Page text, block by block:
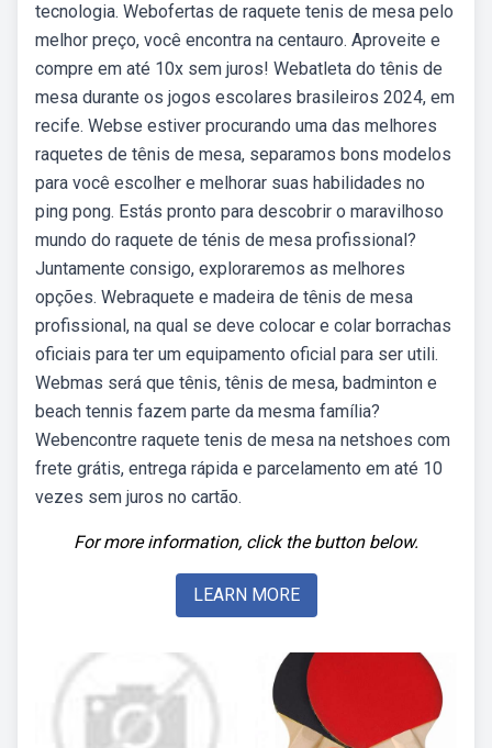
tecnologia. Webofertas de raquete tenis de mesa pelo
melhor preço, você encontra na centauro. Aproveite e
compre em até 10x sem juros! Webatleta do tênis de
mesa durante os jogos escolares brasileiros 2024, em
recife. Webse estiver procurando uma das melhores
raquetes de tênis de mesa, separamos bons modelos
para você escolher e melhorar suas habilidades no
ping pong. Estás pronto para descobrir o maravilhoso
mundo do raquete de ténis de mesa profissional?
Juntamente consigo, exploraremos as melhores
opções. Webraquete e madeira de tênis de mesa
profissional, na qual se deve colocar e colar borrachas
oficiais para ter um equipamento oficial para ser utili.
Webmas será que tênis, tênis de mesa, badminton e
beach tennis fazem parte da mesma família?
Webencontre raquete tenis de mesa na netshoes com
frete grátis, entrega rápida e parcelamento em até 10
vezes sem juros no cartão.
For more information, click the button below.
LEARN MORE